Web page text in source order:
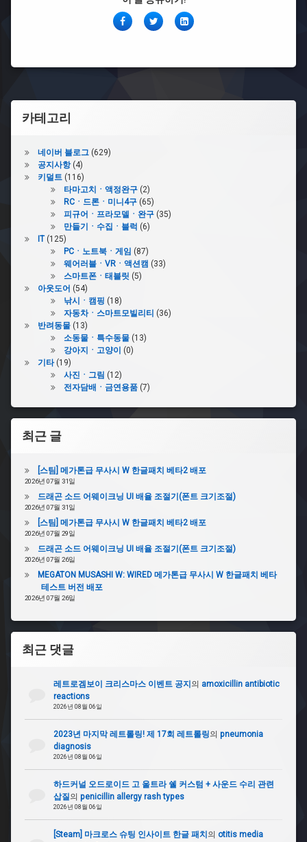
페
이
Twitter링
크
카테고리
네이버 블로그(629)
공지사항(4)
키덜트(116)
타마고치ㆍ액정완구(2)
RCㆍ드론ㆍ미니4구(65)
피규어ㆍ프라모델ㆍ완구(35)
만들기ㆍ수집ㆍ블럭 (6)
IT(125)
PCㆍ노트북ㆍ게임 (87)
웨어러블ㆍVRㆍ액션캠 (33)
스마트폰ㆍ태블릿 (5)
아웃도어 (54)
낚시ㆍ캠핑 (18)
자동차ㆍ스마트모빌리티 (36)
반려동물(13)
소동물ㆍ특수동물(13)
강아지ㆍ고양이 (0)
기타(19)
사진ㆍ그림 (12)
전자담배ㆍ금연용품(7)
최근 글
[스팀] 메가톤급 무사시 W 한글패치 베타2 배포
2026년 07월 31일
드래곤 소드 어웨이크닝 UI 배율 조절기(폰트 크기조절)
2026년 07월 31일
[스팀] 메가톤급 무사시 W 한글패치 베타2 배포
2026년 07월 29일
드래곤 소드 어웨이크닝 UI 배율 조절기(폰트 크기조절)
2026년 07월 26일
MEGATON MUSASHI W: WIRED 메가톤급 무사시 W 한글패치 베타
테스트 버전 배포
2026년 07월 26일
최근 댓글
레트로겜보이 크리스마스 이벤트 공지 의 amoxicillin antibiotic
reactions
2026년 08월 06일
2023년 마지막 레트롤링! 제 17회 레트롤링의 pneumonia
diagnosis
2026년 08월 06일
하드커널 오드로이드 고 울트라 쉘 커스텀 + 사운드 수리 관련
삽질의 penicillin allergy rash types
2026년 08월 06일
[Steam] 마크로스 슈팅 인사이트 한글 패치의 otitis media